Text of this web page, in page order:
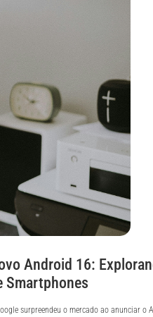
Android 16:
Smartphones
surpreendeu o mercado ao anunciar o